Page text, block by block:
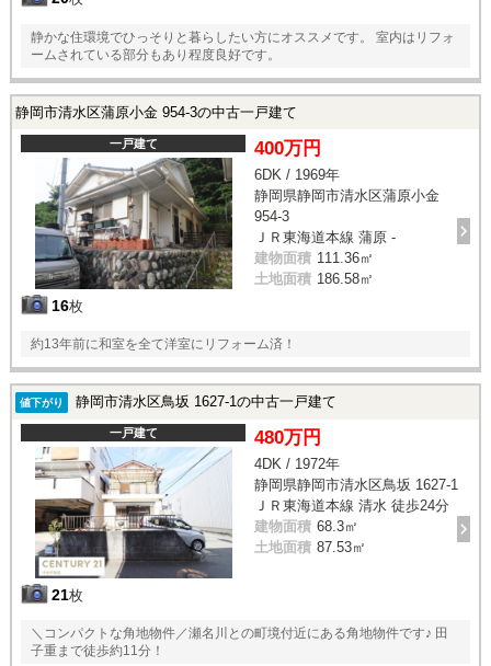
静かな住環境でひっそりと暮らしたい方にオススメです。 室内はリフォ
ームされている部分もあり程度良好です。
静岡市清水区蒲原小金 954-3の中古一戸建て
一戸建て
16枚
400万円
6DK / 1969年
静岡県静岡市清水区蒲原小金
954-3
ＪＲ東海道本線 蒲原 -
建物面積 111.36㎡
土地面積 186.58㎡
約13年前に和室を全て洋室にリフォーム済！
値下がり 静岡市清水区鳥坂 1627-1の中古一戸建て
一戸建て
21枚
480万円
4DK / 1972年
静岡県静岡市清水区鳥坂 1627-1
ＪＲ東海道本線 清水 徒歩24分
建物面積 68.3㎡
土地面積 87.53㎡
＼コンパクトな角地物件／瀬名川との町境付近にある角地物件です♪ 田
子重まで徒歩約11分！